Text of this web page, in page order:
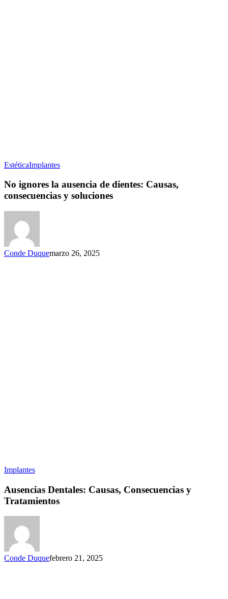
EstéticaImplantes
No ignores la ausencia de dientes: Causas,
consecuencias y soluciones
Conde Duquemarzo 26, 2025
Implantes
Ausencias Dentales: Causas, Consecuencias y
Tratamientos
Conde Duquefebrero 21, 2025